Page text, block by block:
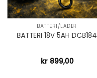
BATTERI/LADER
BATTERI 18V 5AH DCB184
kr899,00